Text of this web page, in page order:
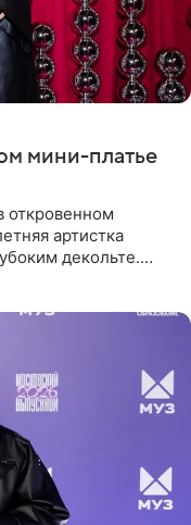
мини-платье
откровенном
артистка
декольте.